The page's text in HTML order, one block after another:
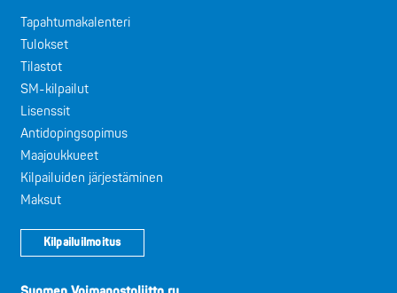
Tapahtumakalenteri
Tulokset
Tilastot
SM-kilpailut
Lisenssit
Antidopingsopimus
Maajoukkueet
Kilpailuiden järjestäminen
Maksut
Kilpailuilmoitus